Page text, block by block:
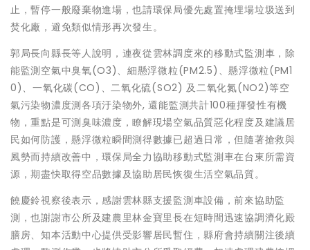
止，暫停一般廢棄物進場，也請環保局優先處置掩埋場垃圾送到
焚化廠，避免類似情形再次發生。
郭局長向縣長等人說明，連夜從雲林調度來的移動式監測車，除
能監測空氣中臭氧(O3)、細懸浮微粒(PM2.5)、懸浮微粒(PM1
0)、一氧化碳(CO)、二氧化硫(SO2) 及二氧化氮(NO2)等空
氣污染物濃度測各項汙染物外, 還能監測共計100種揮發性有機
物，重點是可測臭味濃度，瞭解現場空氣品質惡化程度及建議居
民如何防護，懸浮微粒瞬間測得數據已超過日常，但隨著搶救與
風勢而持續改善中，環保局全力協助移動式監測車在台東所需資
源，期盡快取得空品數據及協助居民恢復生活空氣品質。
饒慶鈴視察後表示，感謝雲林縣支援監測車設備，前來協助監
測，也謝謝市公所及建農里林金寶里長在短時間迅速協調濟化殿
膳房、知本活動中心提供受影響居民暫住，縣府會持續關注後續